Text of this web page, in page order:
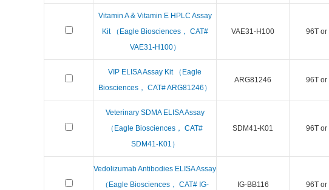
Vitamin A & Vitamin E HPLC Assay
Kit （Eagle Biosciences， CAT#
VAE31-H100）
VAE31-H100 96T or
VIP ELISA Assay Kit （Eagle
Biosciences， CAT# ARG81246）
ARG81246 96T or
Veterinary SDMA ELISA Assay
（Eagle Biosciences， CAT#
SDM41-K01）
SDM41-K01 96T or
Vedolizumab Antibodies ELISA Assay
（Eagle Biosciences， CAT# IG-
IG-BB116 96T or